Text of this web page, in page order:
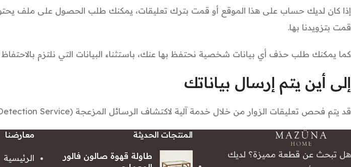
إذا كان لديك حساب على هذا الموقع أو قمت بترك تعليقات، يمكنك طلب الحصول على ملف
قمت بتزويدنا بها.
كما يمكنك طلب حذف أي بيانات شخصية نحتفظ بها عنك، باستثناء البيانات التي نلتزم بالاحتفاظ
إلى أين يتم إرسال بياناتك
قد يتم فحص تعليقات الزوار من خلال خدمة آلية لاكتشاف الرسائل المزعجة (Spam Detection Service).
هل تبحث عن قطعة مميزة؟ لديك
المنتجات الحديثة
طاولة قهوة صالون فالور
معارضنا
الرئيسية